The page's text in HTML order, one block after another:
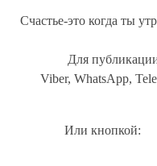
Счастье-это когда ты
Для
Viber, WhatsApp,
Или кнопкой: